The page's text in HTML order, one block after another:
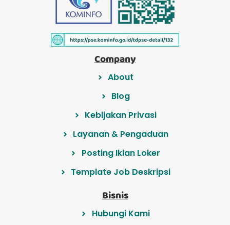
Company
About
Blog
Kebijakan Privasi
Layanan & Pengaduan
Posting Iklan Loker
Template Job Deskripsi
Bisnis
Hubungi Kami